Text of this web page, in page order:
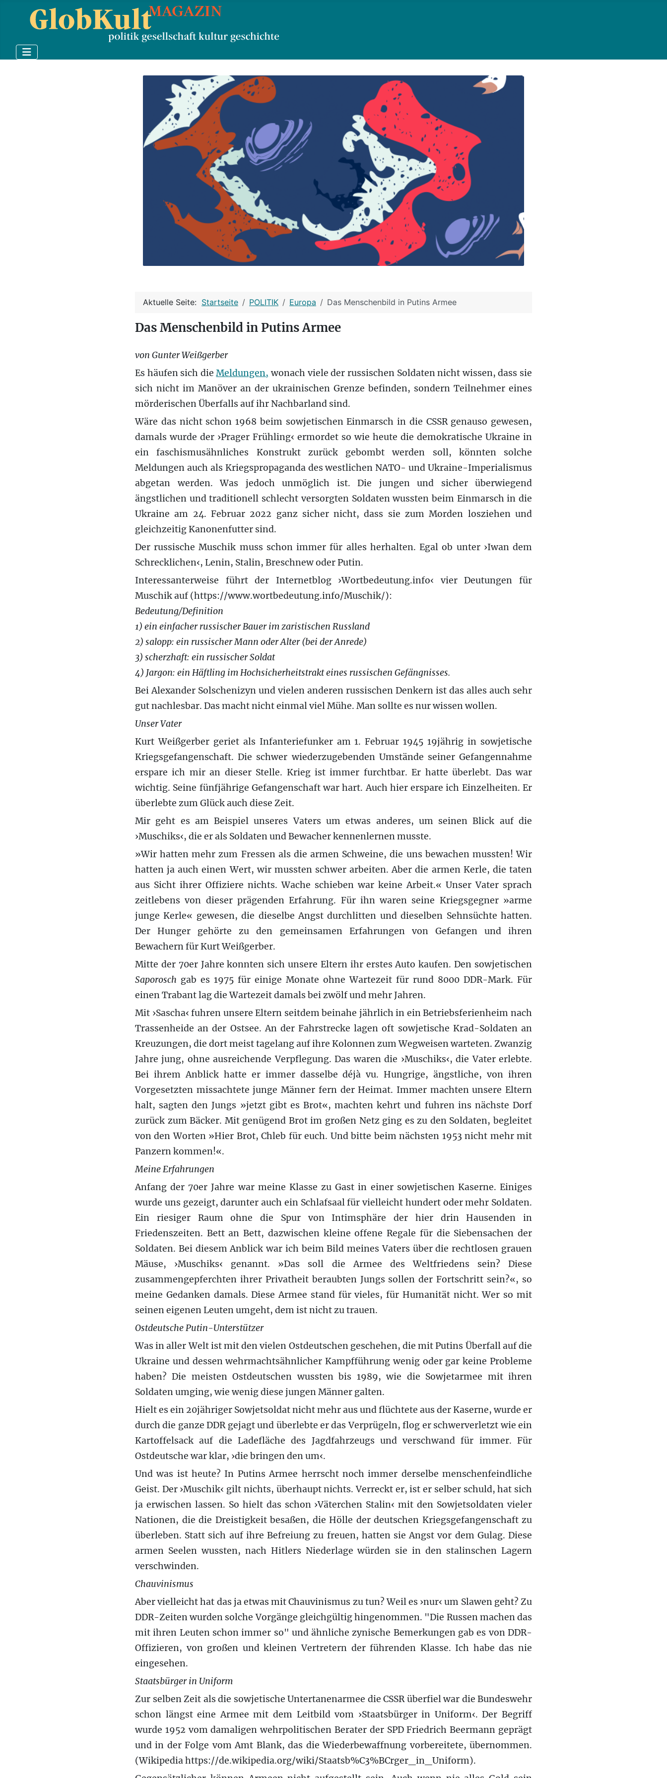
Aktuelle Seite: Startseite POLITIK Europa Das Menschenbild in Putins Armee
Das Menschenbild in Putins Armee
von Gunter Weißgerber
Es häufen sich dieMeldungen, wonach viele der russischen Soldaten nicht wissen, dass sie
sich nicht im Manöver an der ukrainischen Grenze befinden, sondern Teilnehmer eines
mörderischen Überfalls auf ihr Nachbarland sind.
Wäre das nicht schon 1968 beim sowjetischen Einmarsch in die CSSR genauso gewesen,
damals wurde der ›Prager Frühling‹ ermordet so wie heute die demokratische Ukraine in
ein faschismusähnliches Konstrukt zurück gebombt werden soll, könnten solche
Meldungen auch als Kriegspropaganda des westlichen NATO- und Ukraine-Imperialismus
abgetan werden. Was jedoch unmöglich ist. Die jungen und sicher überwiegend
ängstlichen und traditionell schlecht versorgten Soldaten wussten beim Einmarsch in die
Ukraine am 24. Februar 2022 ganz sicher nicht, dass sie zum Morden losziehen und
gleichzeitig Kanonenfutter sind.
Der russische Muschik muss schon immer für alles herhalten. Egal ob unter ›Iwan dem
Schrecklichen‹, Lenin, Stalin, Breschnew oder Putin.
Interessanterweise führt der Internetblog ›Wortbedeutung.info‹ vier Deutungen für
Muschik auf (https://www.wortbedeutung.info/Muschik/):
Bedeutung/Definition
1) ein einfacher russischer Bauer im zaristischen Russland
2) salopp: ein russischer Mann oder Alter (bei der Anrede)
3) scherzhaft: ein russischer Soldat
4) Jargon: ein Häftling im Hochsicherheitstrakt eines russischen Gefängnisses.
Bei Alexander Solschenizyn und vielen anderen russischen Denkern ist das alles auch sehr
gut nachlesbar. Das macht nicht einmal viel Mühe. Man sollte es nur wissen wollen.
Unser Vater
Kurt Weißgerber geriet als Infanteriefunker am 1. Februar 1945 19jährig in sowjetische
Kriegsgefangenschaft. Die schwer wiederzugebenden Umstände seiner Gefangennahme
erspare ich mir an dieser Stelle. Krieg ist immer furchtbar. Er hatte überlebt. Das war
wichtig. Seine fünfjährige Gefangenschaft war hart. Auch hier erspare ich Einzelheiten. Er
überlebte zum Glück auch diese Zeit.
Mir geht es am Beispiel unseres Vaters um etwas anderes, um seinen Blick auf die
›Muschiks‹, die er als Soldaten und Bewacher kennenlernen musste.
»Wir hatten mehr zum Fressen als die armen Schweine, die uns bewachen mussten! Wir
hatten ja auch einen Wert, wir mussten schwer arbeiten. Aber die armen Kerle, die taten
aus Sicht ihrer Offiziere nichts. Wache schieben war keine Arbeit.« Unser Vater sprach
zeitlebens von dieser prägenden Erfahrung. Für ihn waren seine Kriegsgegner »arme
junge Kerle« gewesen, die dieselbe Angst durchlitten und dieselben Sehnsüchte hatten.
Der Hunger gehörte zu den gemeinsamen Erfahrungen von Gefangen und ihren
Bewachern für Kurt Weißgerber.
Mitte der 70er Jahre konnten sich unsere Eltern ihr erstes Auto kaufen. Den sowjetischen
Saporosch gab es 1975 für einige Monate ohne Wartezeit für rund 8000 DDR-Mark. Für
einen Trabant lag die Wartezeit damals bei zwölf und mehr Jahren.
Mit ›Sascha‹ fuhren unsere Eltern seitdem beinahe jährlich in ein Betriebsferienheim nach
Trassenheide an der Ostsee. An der Fahrstrecke lagen oft sowjetische Krad-Soldaten an
Kreuzungen, die dort meist tagelang auf ihre Kolonnen zum Wegweisen warteten. Zwanzig
Jahre jung, ohne ausreichende Verpflegung. Das waren die ›Muschiks‹, die Vater erlebte.
Bei ihrem Anblick hatte er immer dasselbe déjà vu. Hungrige, ängstliche, von ihren
Vorgesetzten missachtete junge Männer fern der Heimat. Immer machten unsere Eltern
halt, sagten den Jungs »jetzt gibt es Brot«, machten kehrt und fuhren ins nächste Dorf
zurück zum Bäcker. Mit genügend Brot im großen Netz ging es zu den Soldaten, begleitet
von den Worten »Hier Brot, Chleb für euch. Und bitte beim nächsten 1953 nicht mehr mit
Panzern kommen!«.
Meine Erfahrungen
Anfang der 70er Jahre war meine Klasse zu Gast in einer sowjetischen Kaserne. Einiges
wurde uns gezeigt, darunter auch ein Schlafsaal für vielleicht hundert oder mehr Soldaten.
Ein riesiger Raum ohne die Spur von Intimsphäre der hier drin Hausenden in
Friedenszeiten. Bett an Bett, dazwischen kleine offene Regale für die Siebensachen der
Soldaten. Bei diesem Anblick war ich beim Bild meines Vaters über die rechtlosen grauen
Mäuse, ›Muschiks‹ genannt. »Das soll die Armee des Weltfriedens sein? Diese
zusammengepferchten ihrer Privatheit beraubten Jungs sollen der Fortschritt sein?«, so
meine Gedanken damals. Diese Armee stand für vieles, für Humanität nicht. Wer so mit
seinen eigenen Leuten umgeht, dem ist nicht zu trauen.
Ostdeutsche Putin-Unterstützer
Was in aller Welt ist mit den vielen Ostdeutschen geschehen, die mit Putins Überfall auf die
Ukraine und dessen wehrmachtsähnlicher Kampfführung wenig oder gar keine Probleme
haben? Die meisten Ostdeutschen wussten bis 1989, wie die Sowjetarmee mit ihren
Soldaten umging, wie wenig diese jungen Männer galten.
Hielt es ein 20jähriger Sowjetsoldat nicht mehr aus und flüchtete aus der Kaserne, wurde er
durch die ganze DDR gejagt und überlebte er das Verprügeln, flog er schwerverletzt wie ein
Kartoffelsack auf die Ladefläche des Jagdfahrzeugs und verschwand für immer. Für
Ostdeutsche war klar, ›die bringen den um‹.
Und was ist heute? In Putins Armee herrscht noch immer derselbe menschenfeindliche
Geist. Der ›Muschik‹ gilt nichts, überhaupt nichts. Verreckt er, ist er selber schuld, hat sich
ja erwischen lassen. So hielt das schon ›Väterchen Stalin‹ mit den Sowjetsoldaten vieler
Nationen, die die Dreistigkeit besaßen, die Hölle der deutschen Kriegsgefangenschaft zu
überleben. Statt sich auf ihre Befreiung zu freuen, hatten sie Angst vor dem Gulag. Diese
armen Seelen wussten, nach Hitlers Niederlage würden sie in den stalinschen Lagern
verschwinden.
Chauvinismus
Aber vielleicht hat das ja etwas mit Chauvinismus zu tun? Weil es ›nur‹ um Slawen geht? Zu
DDR-Zeiten wurden solche Vorgänge gleichgültig hingenommen. "Die Russen machen das
mit ihren Leuten schon immer so" und ähnliche zynische Bemerkungen gab es von DDR-
Offizieren, von großen und kleinen Vertretern der führenden Klasse. Ich habe das nie
eingesehen.
Staatsbürger in Uniform
Zur selben Zeit als die sowjetische Untertanenarmee die CSSR überfiel war die Bundeswehr
schon längst eine Armee mit dem Leitbild vom ›Staatsbürger in Uniform‹. Der Begriff
wurde 1952 vom damaligen wehrpolitischen Berater der SPD Friedrich Beermann geprägt
und in der Folge vom Amt Blank, das die Wiederbewaffnung vorbereitete, übernommen.
(Wikipedia https://de.wikipedia.org/wiki/Staatsb%C3%BCrger_in_Uniform).